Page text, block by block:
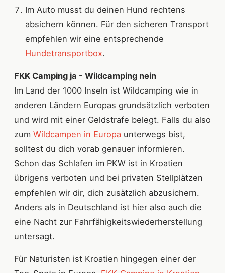
Im Auto musst du deinen Hund rechtens
absichern können. Für den sicheren Transport
empfehlen wir eine entsprechende
Hundetransportbox.
FKK Camping ja - Wildcamping nein
Im Land der 1000 Inseln ist Wildcamping wie in
anderen Ländern Europas grundsätzlich verboten
und wird mit einer Geldstrafe belegt. Falls du also
zum Wildcampen in Europa unterwegs bist,
solltest du dich vorab genauer informieren.
Schon das Schlafen im PKW ist in Kroatien
übrigens verboten und bei privaten Stellplätzen
empfehlen wir dir, dich zusätzlich abzusichern.
Anders als in Deutschland ist hier also auch die
eine Nacht zur Fahrfähigkeitswiederherstellung
untersagt.
Für Naturisten ist Kroatien hingegen einer der